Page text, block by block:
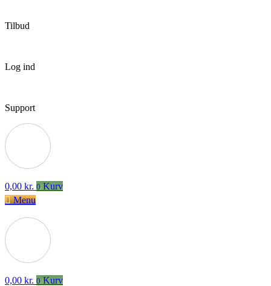
Tilbud
Log ind
Support
0,00 kr. 0 Kurv
Menu
0,00 kr. 0 Kurv